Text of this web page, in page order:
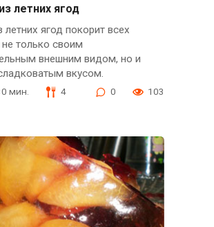
летних ягод
летних ягод покорит всех
только своим
внешним видом, но и
вкусом.
мин. 4 0 103